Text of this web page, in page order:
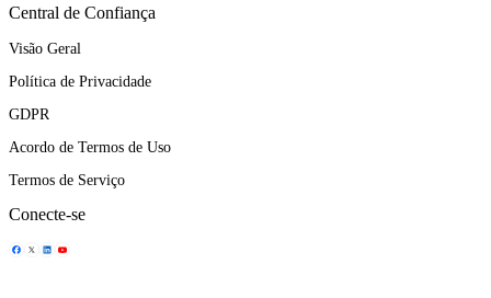
Central de Confiança
Visão Geral
Política de Privacidade
GDPR
Acordo de Termos de Uso
Termos de Serviço
Conecte-se
Ícone de Compartilhamento
Ícone de Compartilhamento
Ícone de Compartilhamento
Ícone de Compartilhamento